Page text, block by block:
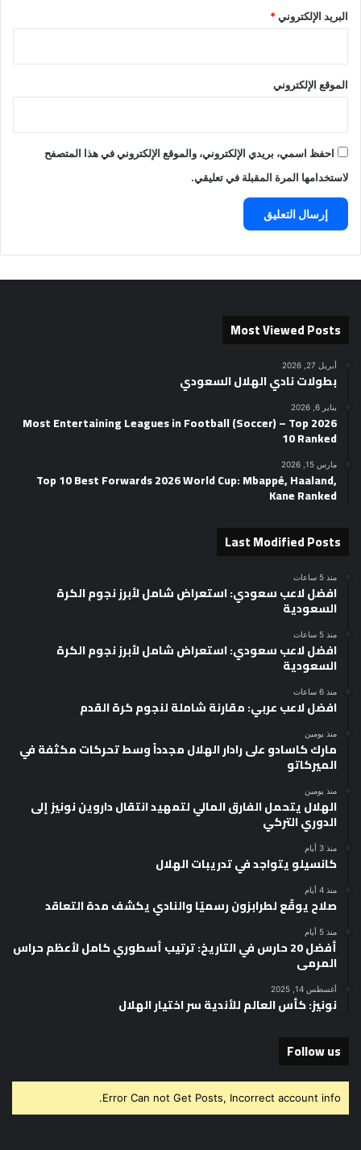
البريد الإلكتروني*
الموقع الإلكتروني
احفظ اسمي، بريدي الإلكتروني، والموقع الإلكتروني في هذا المتصفح
لاستخدامها المرة المقبلة في تعليقي.
Most Viewed Posts
أبريل 27, 2026
بطولات نادي الهلال السعودي
يناير 6, 2026
2026 Most Entertaining Leagues in Football (Soccer) – Top
10 Ranked
مارس 15, 2026
Top 10 Best Forwards 2026 World Cup: Mbappé, Haaland,
Kane Ranked
Last Modified Posts
منذ 5 ساعات
افضل لاعب سعودي: استعراض شامل لأبرز نجوم الكرة
السعودية
منذ 5 ساعات
افضل لاعب سعودي: استعراض شامل لأبرز نجوم الكرة
السعودية
منذ 6 ساعات
افضل لاعب عربي: مقارنة شاملة لنجوم كرة القدم
منذ يومين
مارك كاسادو على رادار الهلال مجدداً وسط تحركات مكثفة في
الميركاتو
منذ يومين
الهلال يتحمل الفارق المالي لتمهيد انتقال داروين نونيز إلى
الدوري التركي
منذ 3 أيام
كانسيلو يتواجد في تدريبات الهلال
منذ 4 أيام
صلاح يوقّع لطرابزون رسميًا والنادي يكشف مدة التعاقد
منذ 5 أيام
أفضل 20 حارس في التاريخ: ترتيب أسطوري كامل لأعظم حراس
المرمى
أغسطس 14, 2025
نونيز: كأس العالم للأندية سر اختيار الهلال
Follow us
Error Can not Get Posts, Incorrect account info.